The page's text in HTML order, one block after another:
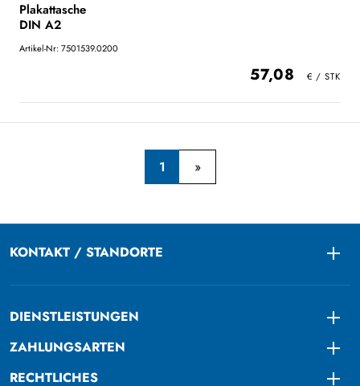
Plakattasche
DIN A2
Artikel-Nr: 7501539.0200
57,08
1
KONTAKT / STANDORTE
DIENSTLEISTUNGEN
ZAHLUNGSARTEN
RECHTLICHES